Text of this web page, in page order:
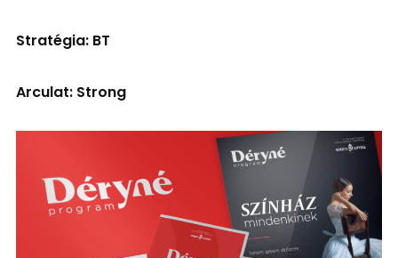
Stratégia: BT
Arculat: Strong